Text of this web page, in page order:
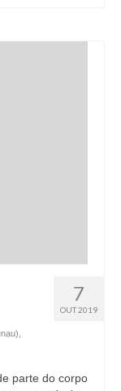
7
OUT 2019
parte do corpo